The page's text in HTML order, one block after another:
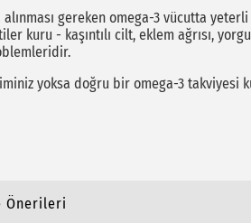
gereken omega-3 vücutta
kuru - kaşıntılı cilt, eklem ağrısı,
yoksa doğru bir omega-3 takviyesi
Önerileri